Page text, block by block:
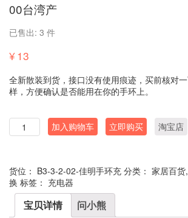
00台湾产
已售出: 3 件
¥13
全新散装到货，接口没有使用痕迹，买前核对
样，方便确认是否能用在你的手环上。
数
量
加入购物车 立即购买 淘宝店
货位： B3-3-2-02-佳明手环充 分类： 家居百货,
换 标签： 充电器
宝贝详情 问小熊